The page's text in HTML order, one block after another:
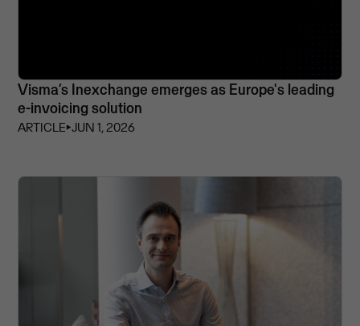
Visma’s Inexchange emerges as Europe's leading
e-invoicing solution
ARTICLE⏵JUN 1, 2026